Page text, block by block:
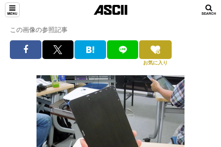
この画像の参照記事
お気に入り